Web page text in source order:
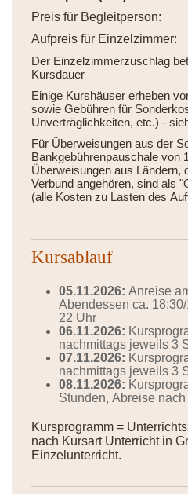
Preis für Begleitperson:
Aufpreis für Einzelzimmer:
Der Einzelzimmerzuschlag
Kursdauer
Einige Kurshäuser erheben
sowie Gebühren für
Unverträglichkeiten, etc.) -
Für Überweisungen aus der
Bankgebührenpauschale von
Überweisungen aus Ländern,
Verbund angehören, sind als
(alle Kosten zu Lasten des
Kursablauf
05.11.2026: Anreise
Abendessen ca.
22 Uhr
06.11.2026:
nachmittags jeweils 3
07.11.2026:
nachmittags jeweils 3
08.11.2026:
Stunden, Abreise
Kursprogramm =
nach Kursart Unterricht in
Einzelunterricht.